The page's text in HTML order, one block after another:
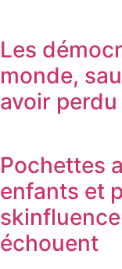
Les
monde,
avoir
Pochettes
enfants et
échouent